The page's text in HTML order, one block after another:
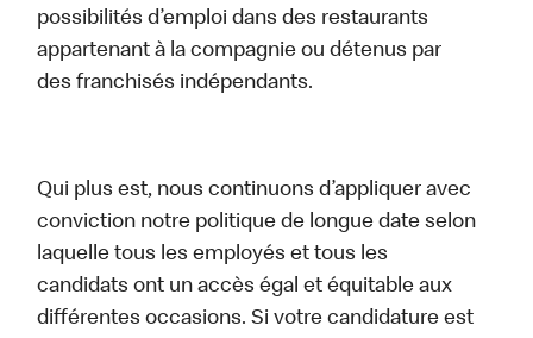
possibilités d’emploi dans des restaurants
appartenant à la compagnie ou détenus par
des franchisés indépendants.
Qui plus est, nous continuons d’appliquer avec
conviction notre politique de longue date selon
laquelle tous les employés et tous les
candidats ont un accès égal et équitable aux
différentes occasions. Si votre candidature est